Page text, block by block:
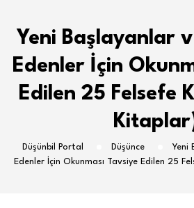
Yeni Başlayanlar
Edenler İçin
Edilen 25 Felsefe
Düşünbil Portal Düşünce
Yeni
Edenler İçin Okunması Tavsiye Edilen 25